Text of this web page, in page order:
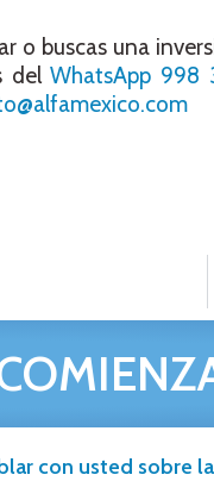
o buscas una
delWhatsApp 998
con usted sobre